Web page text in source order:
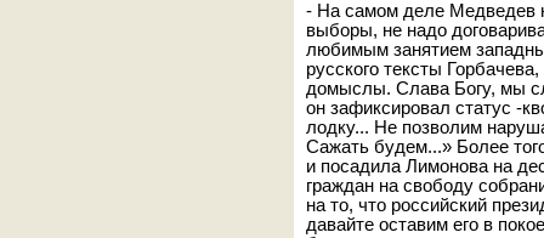
- На самом деле Медведев
выборы, не надо
любимым занятием
русского тексты
домыслы. Слава Богу, мы
он зафиксировал статус -
лодку... Не позволим
Сажать будем...» Более
и посадила Лимонова на
граждан на свободу
на то, что российский
давайте оставим его в